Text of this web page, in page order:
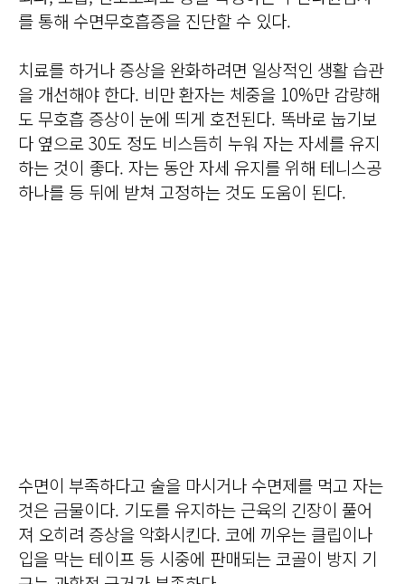
를 통해 수면무호흡증을 진단할 수 있다.
치료를 하거나 증상을 완화하려면 일상적인 생활 습관
을 개선해야 한다. 비만 환자는 체중을 10%만 감량해
도 무호흡 증상이 눈에 띄게 호전된다. 똑바로 눕기보
다 옆으로 30도 정도 비스듬히 누워 자는 자세를 유지
하는 것이 좋다. 자는 동안 자세 유지를 위해 테니스공
하나를 등 뒤에 받쳐 고정하는 것도 도움이 된다.
수면이 부족하다고 술을 마시거나 수면제를 먹고 자는
것은 금물이다. 기도를 유지하는 근육의 긴장이 풀어
져 오히려 증상을 악화시킨다. 코에 끼우는 클립이나
입을 막는 테이프 등 시중에 판매되는 코골이 방지 기